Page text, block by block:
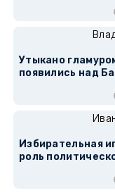
Утыкано
появились над
Избирательная
роль